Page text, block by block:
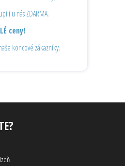
u nás ZDARMA.
ceny!
koncové zákazníky.